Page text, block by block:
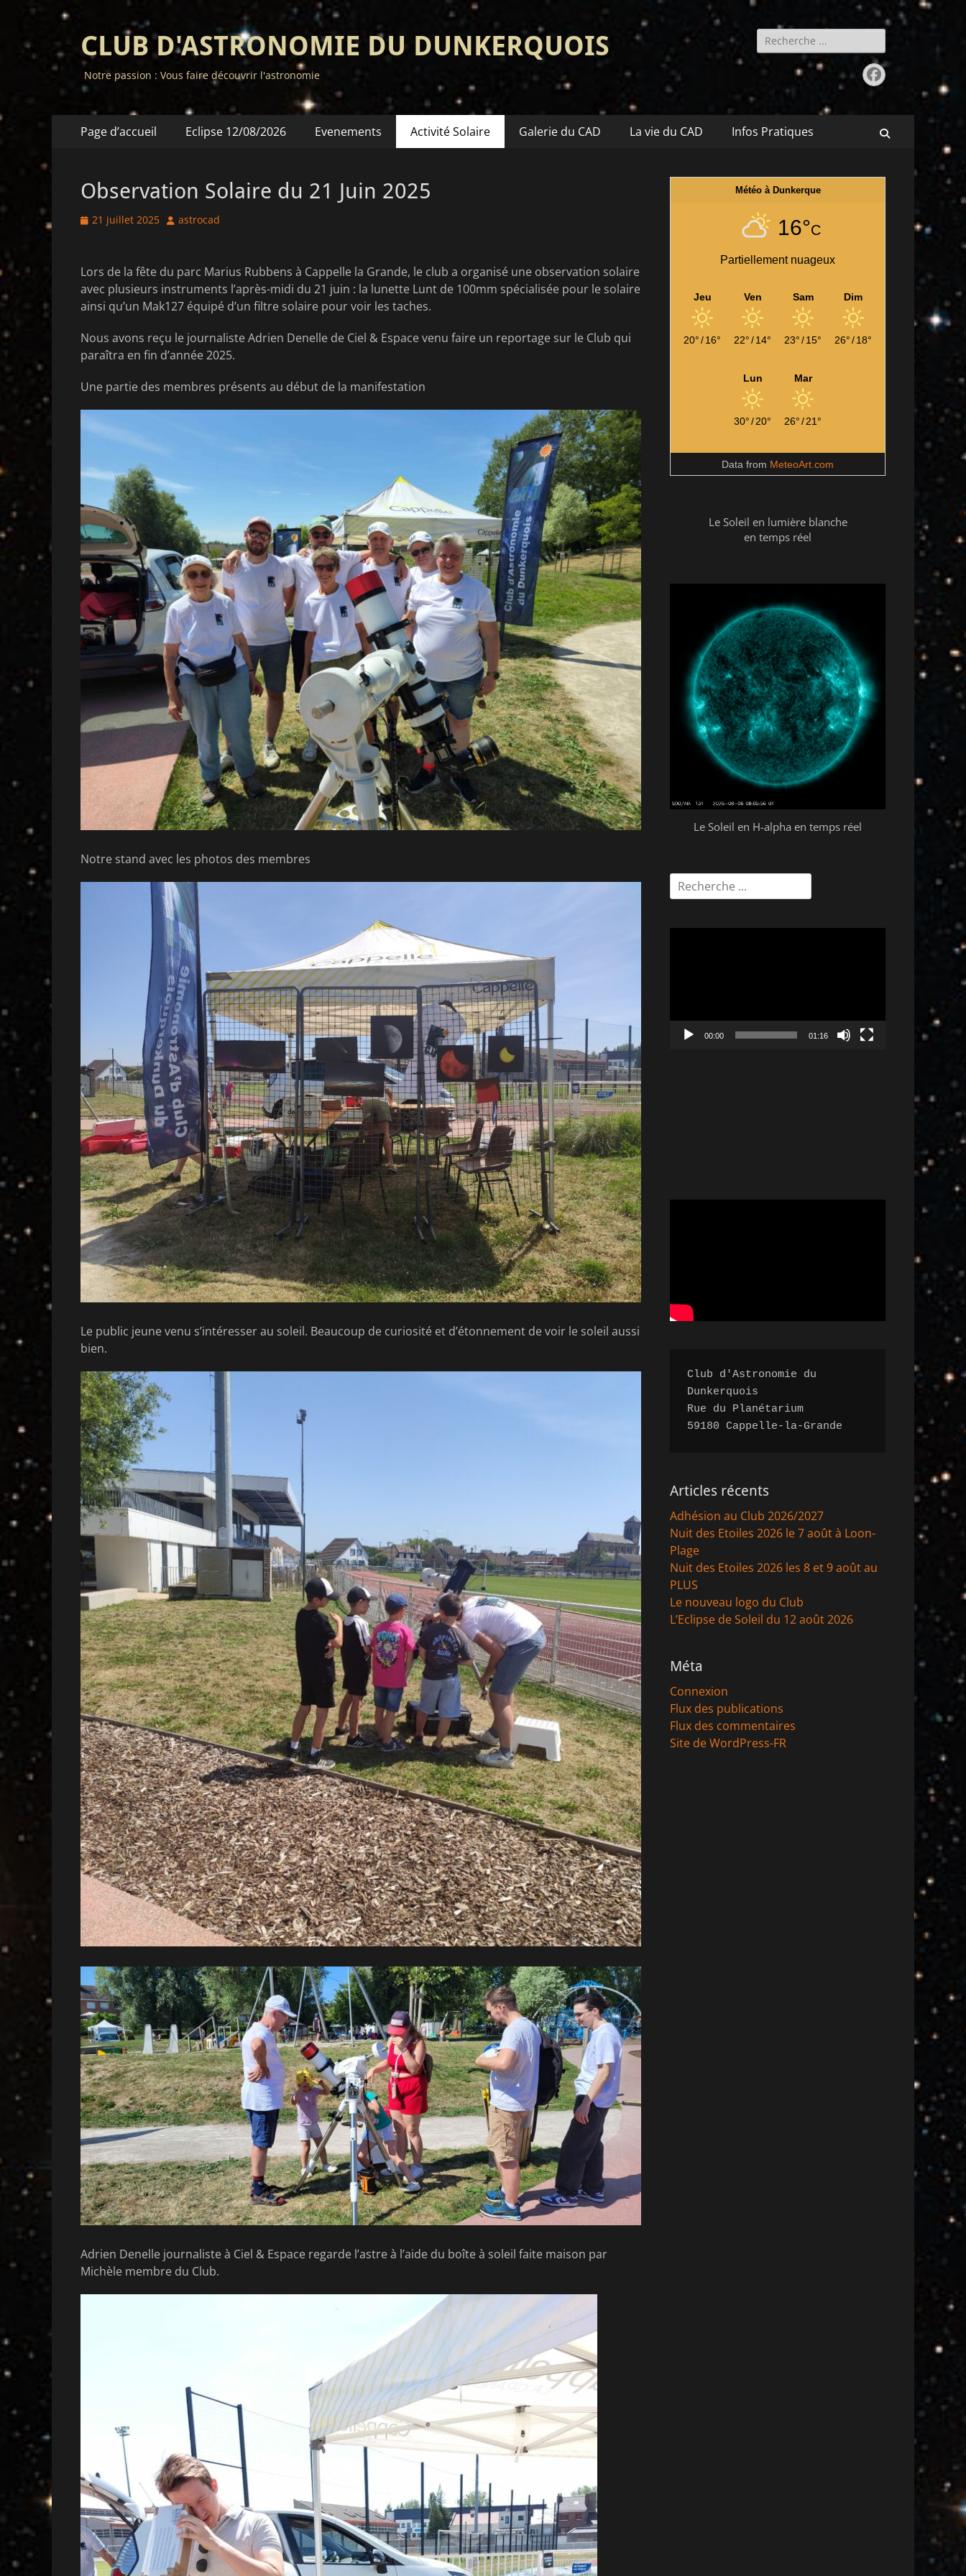
CLUB D'ASTRONOMIE DU DUNKERQUOIS
Notre passion : Vous faire découvrir l'astronomie
Rechercher :
Facebook
Menu
Page d’accueil Eclipse 12/08/2026 Evenements Activité Solaire Galerie du CAD La vie du CAD Infos Pratiques
Observation Solaire du 21 Juin 2025
Posted
21 juillet 2025 Author
astrocad
Lors de la fête du parc Marius Rubbens à Cappelle la Grande, le club a organisé une observation solaire
avec plusieurs instruments l’après-midi du 21 juin : la lunette Lunt de 100mm spécialisée pour le solaire
ainsi qu’un Mak127 équipé d’un filtre solaire pour voir les taches.
Nous avons reçu le journaliste Adrien Denelle de Ciel & Espace venu faire un reportage sur le Club qui
paraîtra en fin d’année 2025.
Une partie des membres présents au début de la manifestation
Notre stand avec les photos des membres
Le public jeune venu s’intéresser au soleil. Beaucoup de curiosité et d’étonnement de voir le soleil aussi
bien.
Adrien Denelle journaliste à Ciel & Espace regarde l’astre à l’aide du boîte à soleil faite maison par
Michèle membre du Club.
Météo à Dunkerque
16°C
Partiellement nuageux
Jeu
20°/16°
Ven
22°/14°
Sam
23°/15°
Dim
26°/18°
Lun
30°/20°
Mar
26°/21°
Data from MeteoArt.com
Le Soleil en lumière blanche
en temps réel
Le Soleil en H-alpha en temps réel
Rechercher :
00:00 01:16
Club d'Astronomie du
Dunkerquois
Rue du Planétarium
59180 Cappelle-la-Grande
Articles récents
Adhésion au Club 2026/2027
Nuit des Etoiles 2026 le 7 août à Loon-
Plage
Nuit des Etoiles 2026 les 8 et 9 août au
PLUS
Le nouveau logo du Club
L’Eclipse de Soleil du 12 août 2026
Méta
Connexion
Flux des publications
Flux des commentaires
Site de WordPress-FR